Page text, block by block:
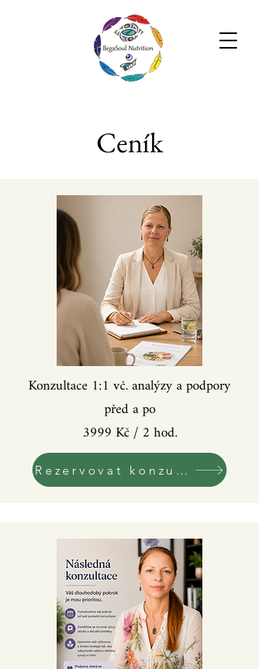
Ceník
Konzultace 1:1 vč. analýzy a podpory
před a po
3999 Kč / 2 hod.
Rezervovat konzultaci!